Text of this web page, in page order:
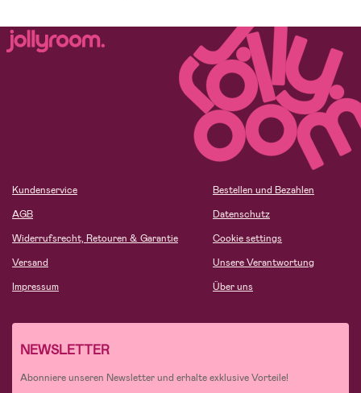
Kundenservice
AGB
Widerrufsrecht, Retouren & Garantie
Versand
Impressum
Bestellen und Bezahlen
Datenschutz
Cookie settings
Unsere Verantwortung
Über uns
NEWSLETTER
Abonniere unseren Newsletter und erhalte exklusive Vorteile!